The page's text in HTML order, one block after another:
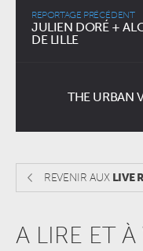
REPORTAGE PRÉCÉDENT
JULIEN DORÉ +
DE LILLE
THE URBAN
REVENIR AUX LIVE
A LIRE ET